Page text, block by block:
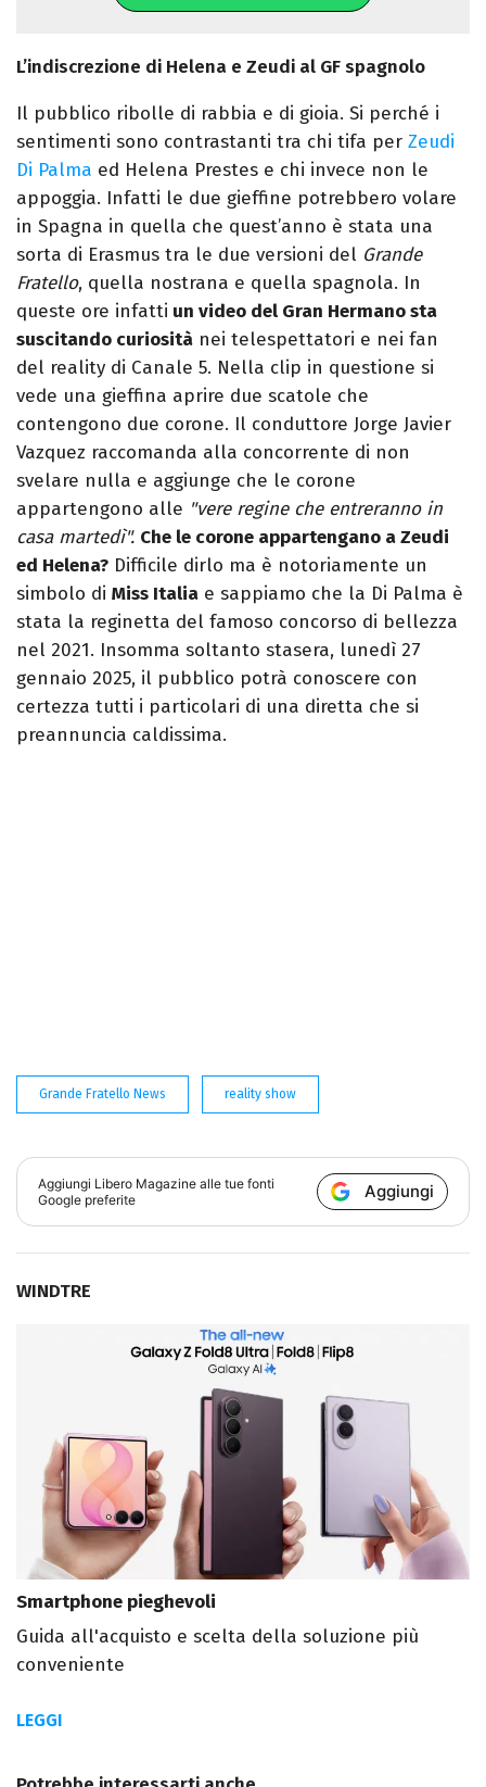
L’indiscrezione di Helena e Zeudi al GF spagnolo
Il pubblico ribolle di rabbia e di gioia. Si perché i
sentimenti sono contrastanti tra chi tifa per Zeudi
Di Palma ed Helena Prestes e chi invece non le
appoggia. Infatti le due gieffine potrebbero volare
in Spagna in quella che quest’anno è stata una
sorta di Erasmus tra le due versioni del Grande
Fratello, quella nostrana e quella spagnola. In
queste ore infatti un video del Gran Hermano sta
suscitando curiosità nei telespettatori e nei fan
del reality di Canale 5. Nella clip in questione si
vede una gieffina aprire due scatole che
contengono due corone. Il conduttore Jorge Javier
Vazquez raccomanda alla concorrente di non
svelare nulla e aggiunge che le corone
appartengono alle "vere regine che entreranno in
casa martedì". Che le corone appartengano a Zeudi
ed Helena? Difficile dirlo ma è notoriamente un
simbolo di Miss Italia e sappiamo che la Di Palma è
stata la reginetta del famoso concorso di bellezza
nel 2021. Insomma soltanto stasera, lunedì 27
gennaio 2025, il pubblico potrà conoscere con
certezza tutti i particolari di una diretta che si
preannuncia caldissima.
Grande Fratello News reality show
Aggiungi Libero Magazine alle tue fonti
Google preferite
Aggiungi
WINDTRE
Smartphone pieghevoli
Guida all'acquisto e scelta della soluzione più
conveniente
LEGGI